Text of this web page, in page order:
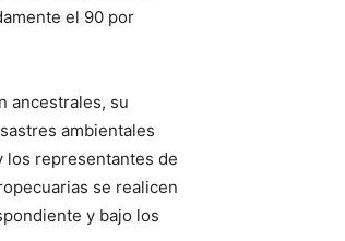
el 90 por
ancestrales, su
ambientales
los representantes de
se realicen
y bajo los